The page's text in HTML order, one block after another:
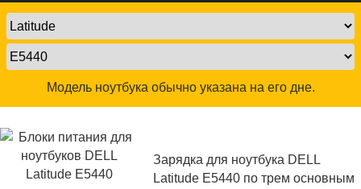
Модель ноутбука обычно указана на его дне.
Зарядка для ноутбука DELL
Latitude E5440 по трем основным